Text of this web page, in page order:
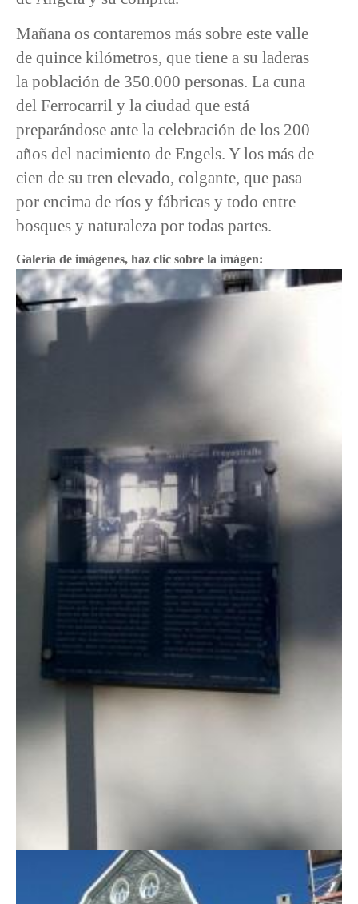
Mañana os contaremos más sobre este valle
de quince kilómetros, que tiene a su laderas
la población de 350.000 personas. La cuna
del Ferrocarril y la ciudad que está
preparándose ante la celebración de los 200
años del nacimiento de Engels. Y los más de
cien de su tren elevado, colgante, que pasa
por encima de ríos y fábricas y todo entre
bosques y naturaleza por todas partes.
Galería de imágenes, haz clic sobre la imágen: